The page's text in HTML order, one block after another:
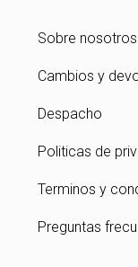
Sobre nosotros
Cambios y
Despacho
Politicas de
Terminos y
Preguntas